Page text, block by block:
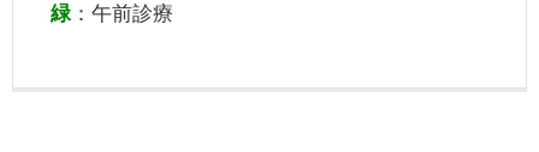
緑 ：午前診療